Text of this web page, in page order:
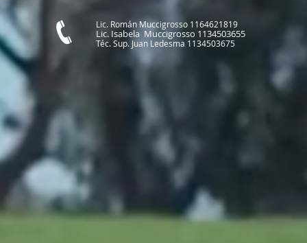
Lic. Román Muccigrosso 1164621819
Lic. Isabela Muccigrosso 1134503655
Téc. Sup. Juan Ledesma 1134503675